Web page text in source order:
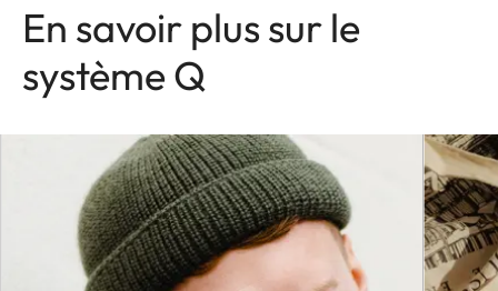
En savoir plus sur le
système Q